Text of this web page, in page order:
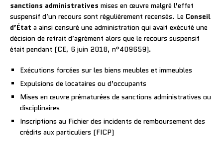
sanctions administratives mises en œuvre malgré l’effet
suspensif d’un recours sont régulièrement recensés. Le Conseil
d’État a ainsi censuré une administration qui avait exécuté une
décision de retrait d’agrément alors que le recours suspensif
était pendant (CE, 6 juin 2018, n°409659).
Exécutions forcées sur les biens meubles et immeubles
Expulsions de locataires ou d’occupants
Mises en œuvre prématurées de sanctions administratives ou
disciplinaires
Inscriptions au Fichier des incidents de remboursement des
crédits aux particuliers (FICP)